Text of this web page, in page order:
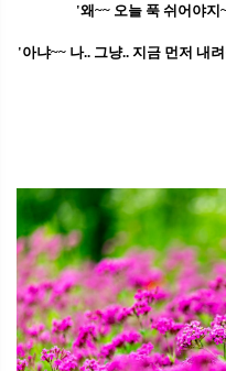
'왜~~ 오늘 푹 쉬어야지
'아냐~~ 나.. 그냥.. 지금 먼저 내